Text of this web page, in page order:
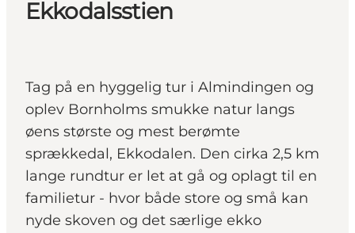
Ekkodalsstien
Tag på en hyggelig tur i Almindingen og
oplev Bornholms smukke natur langs
øens største og mest berømte
sprækkedal, Ekkodalen. Den cirka 2,5 km
lange rundtur er let at gå og oplagt til en
familietur - hvor både store og små kan
nyde skoven og det særlige ekko